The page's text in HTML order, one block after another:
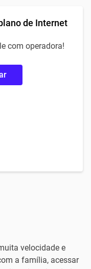
de Internet
com operadora!
velocidade e
a família, acessar